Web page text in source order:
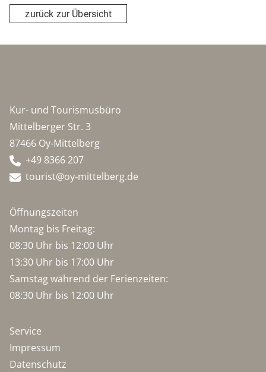
zurück zur Übersicht
Kur- und Tourismusbüro
Mittelberger Str. 3
87466 Oy-Mittelberg
+49 8366 207
tourist@oy-mittelberg.de
Öffnungszeiten
Montag bis Freitag:
08:30 Uhr bis 12:00 Uhr
13:30 Uhr bis 17:00 Uhr
Samstag während der Ferienzeiten:
08:30 Uhr bis 12:00 Uhr
Service
Impressum
Datenschutz